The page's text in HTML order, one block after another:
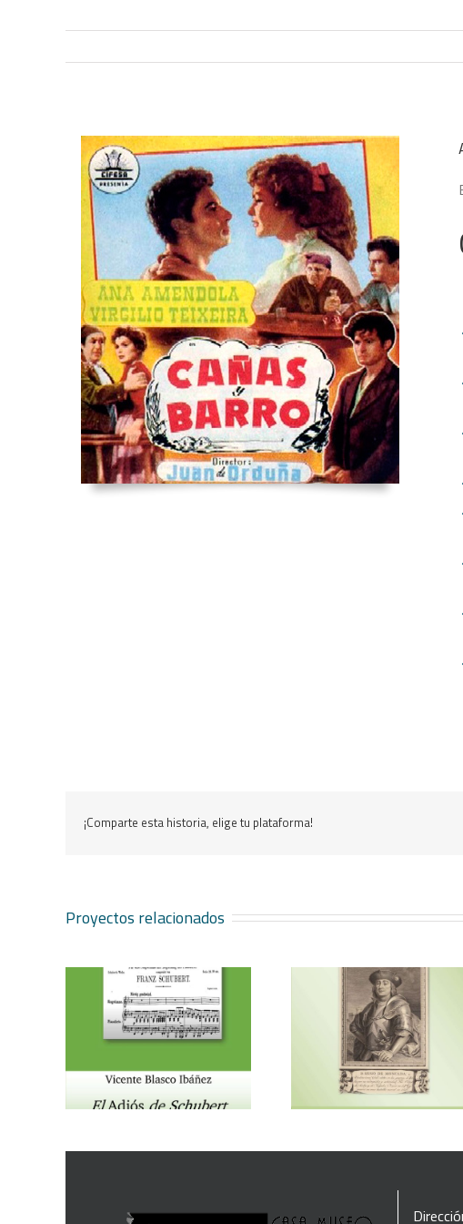
¡Comparte esta historia, elige tu plataforma!
Proyectos relacionados
Vicente Blasco Ibáñez, Hugo
de Moncada
Aventura veneciana y
cuentos